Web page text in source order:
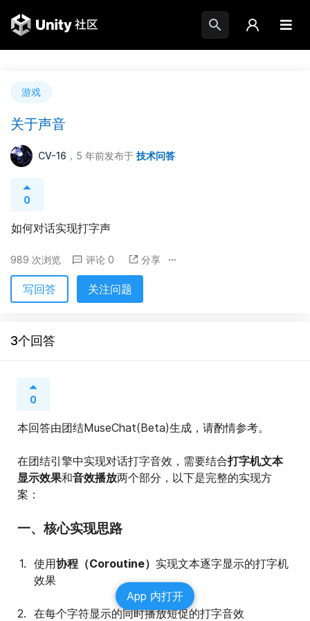
游戏
关于声音
CV-16 ，5 年前发布于 技术问答
0
如何对话实现打字声
989 次浏览 评论 0 分享
写回答 关注问题
3个回答
0
本回答由团结MuseChat(Beta)生成，请酌情参考。
在团结引擎中实现对话打字音效，需要结合打字机文本
显示效果和音效播放两个部分，以下是完整的实现方
案：
一、核心实现思路
使用协程（Coroutine） 实现文本逐字显示的打字机
效果
在每个字符显示的同时播放短促的打字音效
App 内打开